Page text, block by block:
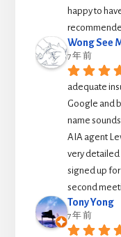
happy to
Wong See
7 年 前
adequate
Google and
name
AIA agent
very
signed up
second
Tony Yong
7 年 前